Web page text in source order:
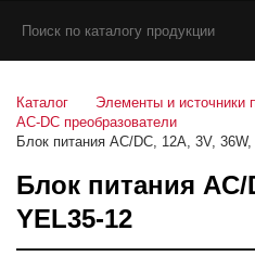
Каталог
Элементы и источники
AC-DC преобразователи
Блок питания AC/DC, 12A, 3V,
Блок питания AC/
YEL35-12